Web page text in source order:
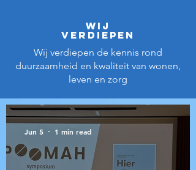
wij
VERDIEPEN
Wij verdiepen de kennis rond
duurzaamheid en kwaliteit van wonen,
leven en zorg
Jun 5 1 min read